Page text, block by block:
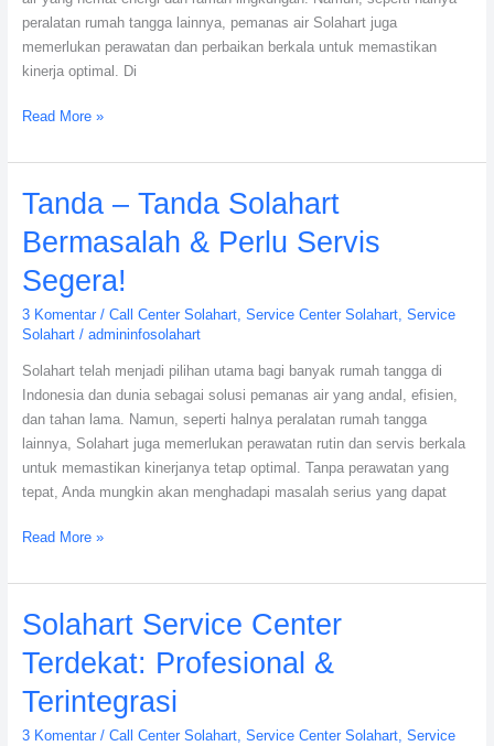
peralatan rumah tangga lainnya, pemanas air Solahart juga
memerlukan perawatan dan perbaikan berkala untuk memastikan
kinerja optimal. Di
Read More »
Tanda – Tanda Solahart
Bermasalah & Perlu Servis
Segera!
3 Komentar / Call Center Solahart, Service Center Solahart, Service
Solahart/ admininfosolahart
Solahart telah menjadi pilihan utama bagi banyak rumah tangga di
Indonesia dan dunia sebagai solusi pemanas air yang andal, efisien,
dan tahan lama. Namun, seperti halnya peralatan rumah tangga
lainnya, Solahart juga memerlukan perawatan rutin dan servis berkala
untuk memastikan kinerjanya tetap optimal. Tanpa perawatan yang
tepat, Anda mungkin akan menghadapi masalah serius yang dapat
Tanda
Tanda
Solahart
Bermasalah
&
Perlu
Servis
Segera!
Read More »
Solahart Service Center
Terdekat: Profesional &
Terintegrasi
3 Komentar / Call Center Solahart, Service Center Solahart, Service
Solahart
Service
Center
Terdekat:
Profesional
&